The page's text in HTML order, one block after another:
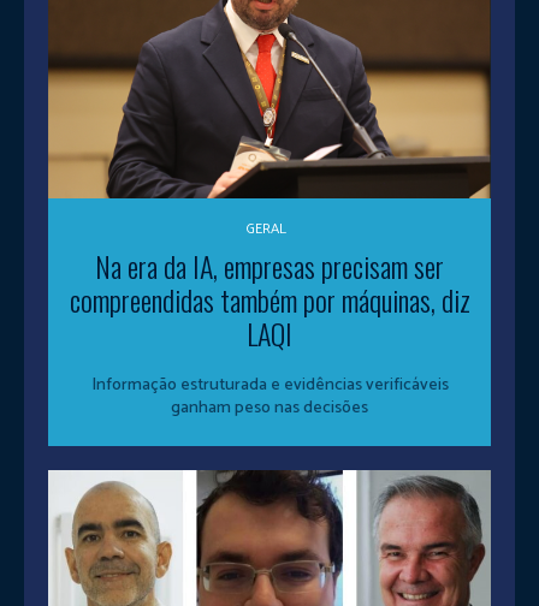
GERAL
Na era da IA, empresas precisam ser
compreendidas também por máquinas, diz
LAQI
Informação estruturada e evidências verificáveis
ganham peso nas decisões